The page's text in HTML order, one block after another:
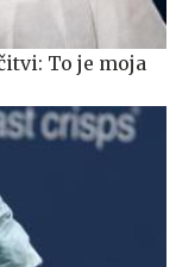
To je moja